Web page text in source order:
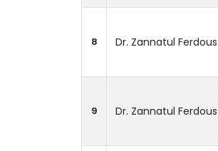
8 Dr. Zannatul Ferdous
9 Dr. Zannatul Ferdous